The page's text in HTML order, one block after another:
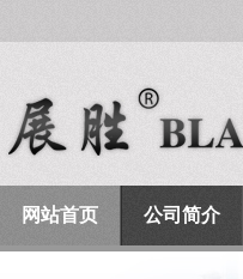
网站首页 公司简介